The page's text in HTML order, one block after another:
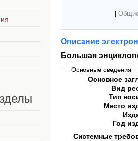
Описание
Большая
Основные сведения
Основное
Вид
Тип
Место
Год
Системные